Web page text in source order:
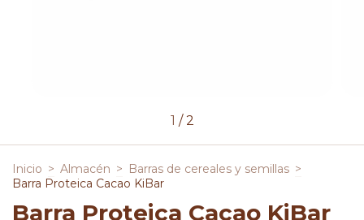
1 /2
Inicio > Almacén > Barras de cereales y semillas >
Barra Proteica Cacao KiBar
Barra Proteica Cacao KiBar